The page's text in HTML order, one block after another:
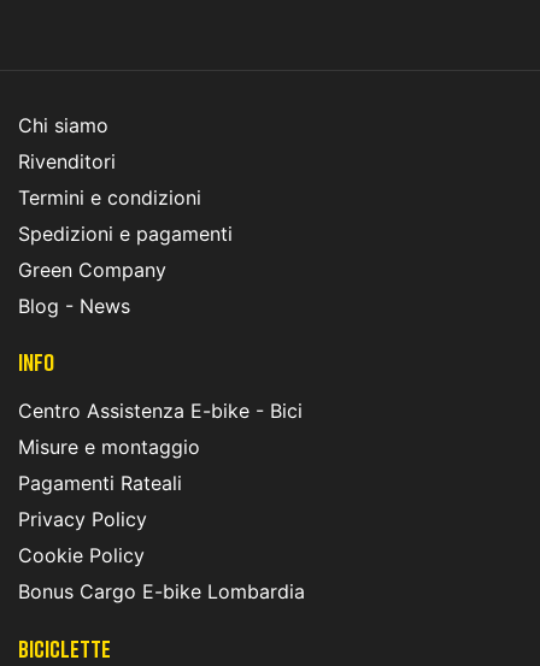
Chi siamo
Rivenditori
Termini e condizioni
Spedizioni e pagamenti
Green Company
Blog - News
INFO
Centro Assistenza E-bike - Bici
Misure e montaggio
Pagamenti Rateali
Privacy Policy
Cookie Policy
Bonus Cargo E-bike Lombardia
Biciclette